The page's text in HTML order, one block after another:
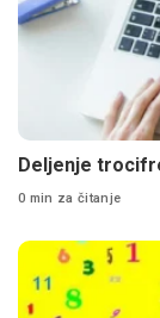
Deljenje
0 min za čitanje